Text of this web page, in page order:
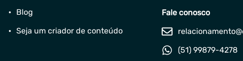
Blog
Seja um criador de conteúdo
Fale conosco
(51) 99879-4278